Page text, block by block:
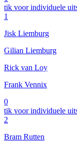
tik voor individuele
1
Jisk Liemburg
Gilian Liemburg
Rick van Loy
Frank Vennix
0
tik voor individuele
2
Bram Rutten